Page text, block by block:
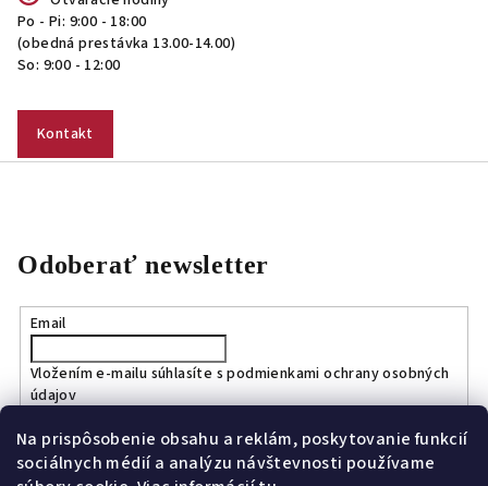
Na prispôsobenie obsahu a reklám, poskytovanie funkcií
sociálnych médií a analýzu návštevnosti používame
Po - Pi: 9:00 - 18:00
(obedná prestávka 13.00-14.00)
So: 9:00 - 12:00
Kontakt
Odoberať newsletter
Email
Vložením e-mailu súhlasíte spodmienkami ochrany osobných
údajov
Prihlásiť sa